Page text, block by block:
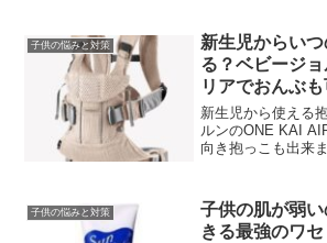
子供の悩みと対策
新生児からい
る？ベビージ
リアでおんぶ
新生児から使える
ルンのONE KAI
向き抱っこも出来
やすかったです。
も明記してみま...
子供の悩みと対策
子供の肌が弱
きる最強のワ